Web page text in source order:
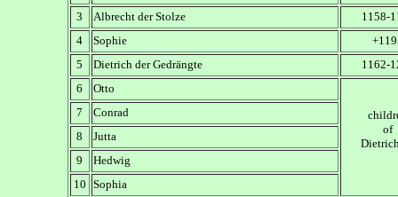
3
Albrecht der Stolze
1158-
4
Sophie
5
Dietrich der Gedrängte
1162-
6
Otto
of
7
Conrad
8
Jutta
9
Hedwig
10 Sophia